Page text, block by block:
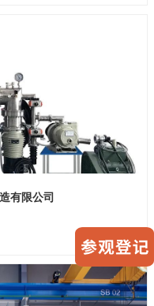
有限公司